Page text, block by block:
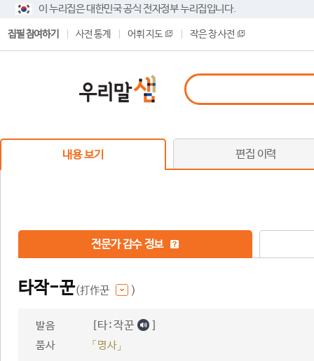
이 누리집은 대한민국 공식 전자정부 누리집입니다.
집필 참여하기 사전 통계 어휘 지도 작은 창 사전
내용 보기 편집 이력
전문가 감수 정보
타작-꾼(打作꾼 )
발음 [타ː작꾼 ]
품사 「명사」